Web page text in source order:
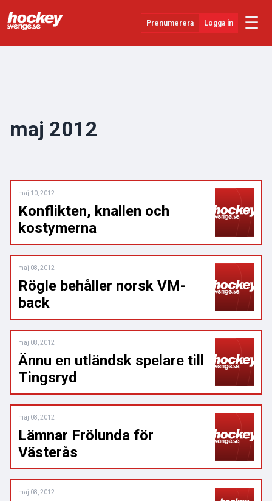
Prenumerera Logga in ☰
Evenemang
maj 2012
maj 10, 2012
Konflikten, knallen och
kostymerna
maj 08, 2012
Rögle behåller norsk VM-
back
maj 08, 2012
Ännu en utländsk spelare till
Tingsryd
maj 08, 2012
Lämnar Frölunda för
Västerås
maj 08, 2012